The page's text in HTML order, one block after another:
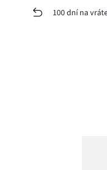
100 dní na